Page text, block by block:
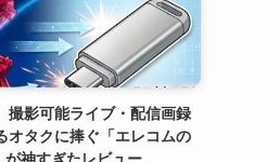
撮影可能ライブ・配信画録
オタクに捧ぐ「エレコムの
神すぎたレビュー